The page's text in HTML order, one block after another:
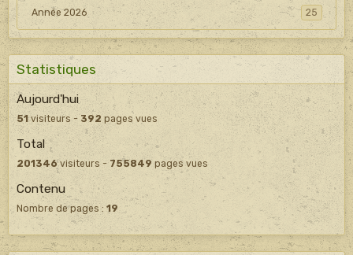
Année 2026 25
Statistiques
Aujourd'hui
51visiteurs - 392 pages vues
Total
201346visiteurs - 755849 pages vues
Contenu
Nombre de pages : 19